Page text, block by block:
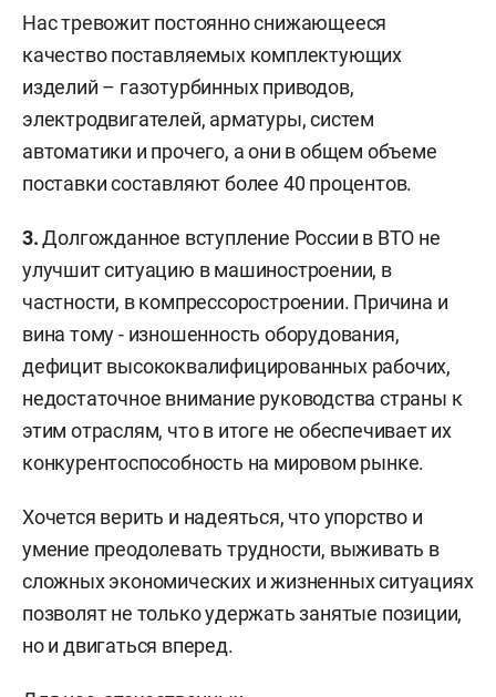
Нас тревожит постоянно снижающееся
качество поставляемых комплектующих
изделий – газотурбинных приводов,
электродвигателей, арматуры, систем
автоматики и прочего, а они в общем объеме
поставки составляют более 40 процентов.
3.Долгожданное вступление России в ВТО не
улучшит ситуацию в машиностроении, в
частности, в компрессоростроении. Причина и
вина тому - изношенность оборудования,
дефицит высококвалифицированных рабочих,
недостаточное внимание руководства страны к
этим отраслям, что в итоге не обеспечивает их
конкурентоспособность на мировом рынке.
Хочется верить и надеяться, что упорство и
умение преодолевать трудности, выживать в
сложных экономических и жизненных ситуациях
позволят не только удержать занятые позиции,
но и двигаться вперед.